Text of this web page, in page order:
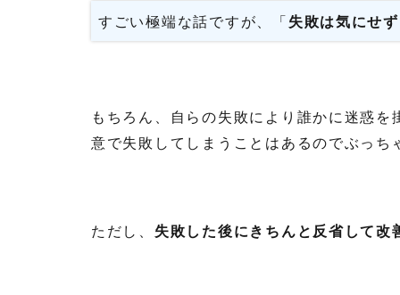
すごい極端な話ですが、「 失敗は気にせ
もちろん、自らの失敗により誰かに迷惑
意で失敗してしまうことはあるのでぶっ
ただし、 失敗した後にきちんと反省して改